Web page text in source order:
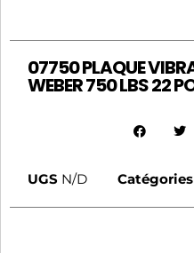
07750 PLAQUE
WEBER 750 LBS 22
UGS N/D Catégories